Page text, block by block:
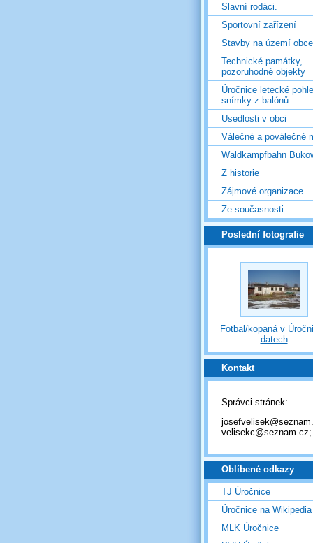
Slavní rodáci.
Sportovní zařízení
Stavby na území obce
Technické památky,
pozoruhodné objekty
Úročnice letecké
snímky z balónů
Usedlosti v obci
Válečné a poválečné
Waldkampfbahn
Z historie
Zájmové organizace
Ze současnosti
Poslední fotografie
Fotbal/kopaná v
datech
Kontakt
Správci stránek:
velisekc@seznam.cz;
Oblíbené odkazy
TJ Úročnice
Úročnice na Wikipedia
MLK Úročnice